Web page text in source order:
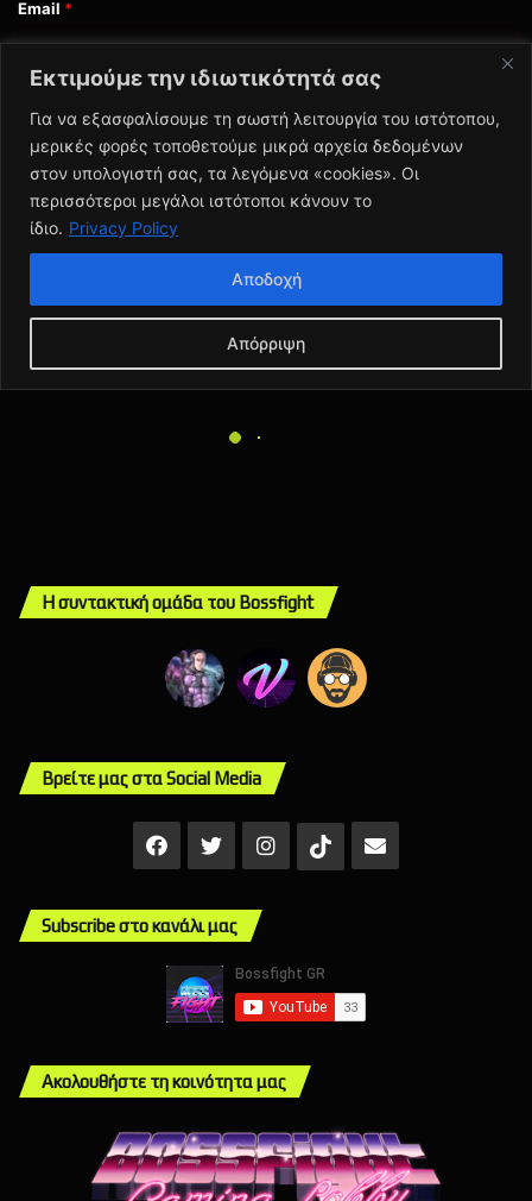
Η συντακτική ομάδα του Bossfight
Βρείτε μας στα Social Media
Facebook
X InstagramTikTokMail
Subscribe στο κανάλι μας
Ακολουθήστε τη κοινότητα μας